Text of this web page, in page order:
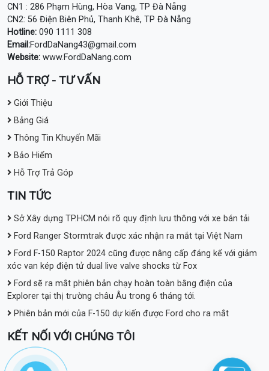
CN1 : 286 Phạm Hùng, Hòa Vang, TP Đà Nẵng
CN2: 56 Điện Biên Phủ, Thanh Khê, TP Đà Nẵng
Hotline: 090 1111 308
Email:FordDaNang43@gmail.com
Website: www.FordDaNang.com
HỖ TRỢ - TƯ VẤN
Giới Thiệu
Bảng Giá
Thông Tin Khuyến Mãi
Bảo Hiểm
Hỗ Trợ Trả Góp
TIN TỨC
Sở Xây dựng TP.HCM nói rõ quy định lưu thông với xe bán tải
Ford Ranger Stormtrak được xác nhận ra mắt tại Việt Nam
Ford F-150 Raptor 2024 cũng được nâng cấp đáng kể với giảm
xóc van kép điện tử dual live valve shocks từ Fox
Ford sẽ ra mắt phiên bản chạy hoàn toàn bằng điện của
Explorer tại thị trường châu Âu trong 6 tháng tới.
Phiên bản mới của F-150 dự kiến được Ford cho ra mắt
KẾT NỐI VỚI CHÚNG TÔI